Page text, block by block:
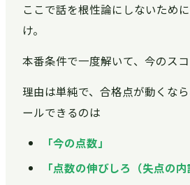
ここで話を根性論にしないため
け。
本番条件で一度解いて、今のスコ
理由は単純で、合格点が動くな
ールできるのは
「今の点数」
「点数の伸びしろ（失点の内